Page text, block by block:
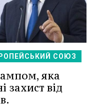
СОЮЗ
яка
захист від